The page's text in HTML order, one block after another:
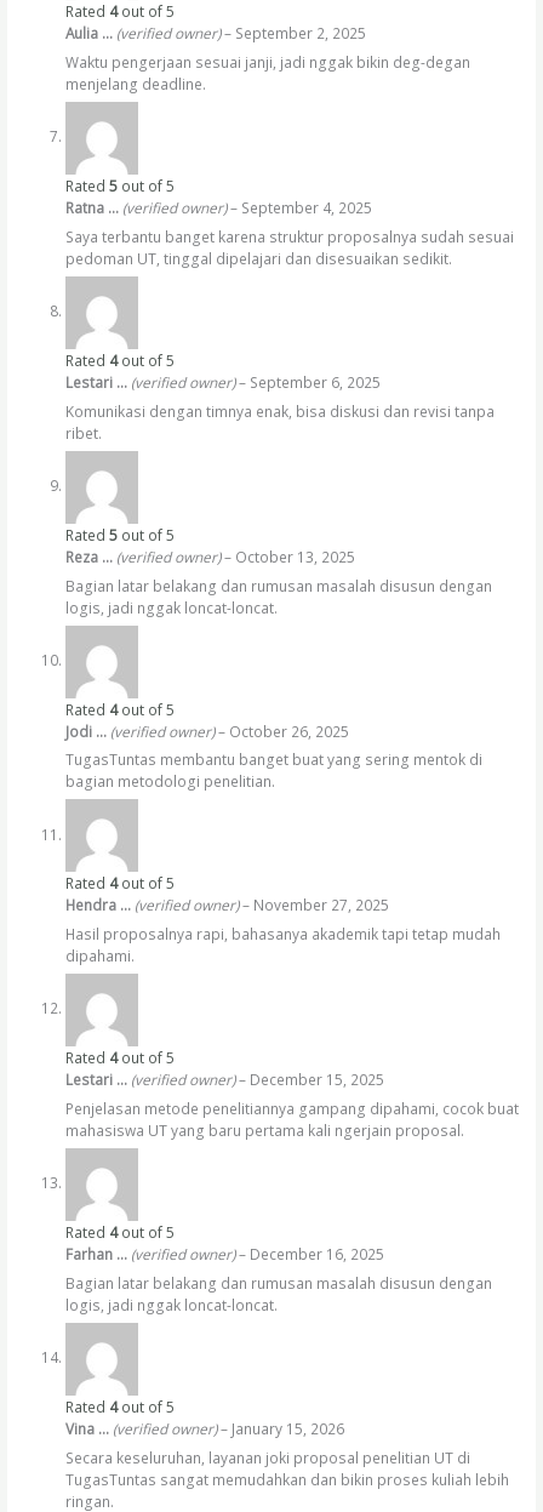
Rated 4out of 5
Aulia … (verified owner) – September 2, 2025
Waktu pengerjaan sesuai janji, jadi nggak bikin deg-degan
menjelang deadline.
Rated 5out of 5
Ratna … (verified owner) – September 4, 2025
Saya terbantu banget karena struktur proposalnya sudah sesuai
pedoman UT, tinggal dipelajari dan disesuaikan sedikit.
Rated 4out of 5
Lestari … (verified owner) – September 6, 2025
Komunikasi dengan timnya enak, bisa diskusi dan revisi tanpa
ribet.
Rated 5out of 5
Reza … (verified owner) – October 13, 2025
Bagian latar belakang dan rumusan masalah disusun dengan
logis, jadi nggak loncat-loncat.
Rated 4out of 5
Jodi … (verified owner) – October 26, 2025
TugasTuntas membantu banget buat yang sering mentok di
bagian metodologi penelitian.
Rated 4out of 5
Hendra … (verified owner) – November 27, 2025
Hasil proposalnya rapi, bahasanya akademik tapi tetap mudah
dipahami.
Rated 4out of 5
Lestari … (verified owner) – December 15, 2025
Penjelasan metode penelitiannya gampang dipahami, cocok buat
mahasiswa UT yang baru pertama kali ngerjain proposal.
Rated 4out of 5
Farhan … (verified owner) – December 16, 2025
Bagian latar belakang dan rumusan masalah disusun dengan
logis, jadi nggak loncat-loncat.
Rated 4out of 5
Vina … (verified owner) – January 15, 2026
Secara keseluruhan, layanan joki proposal penelitian UT di
TugasTuntas sangat memudahkan dan bikin proses kuliah lebih
ringan.